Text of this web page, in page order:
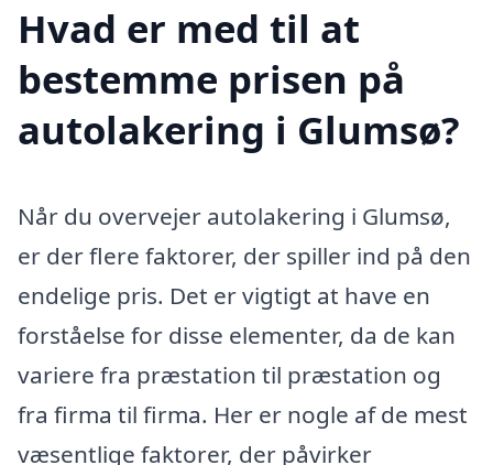
Hvad er med til at
bestemme prisen på
autolakering i Glumsø?
Når du overvejer autolakering i Glumsø,
er der flere faktorer, der spiller ind på den
endelige pris. Det er vigtigt at have en
forståelse for disse elementer, da de kan
variere fra præstation til præstation og
fra firma til firma. Her er nogle af de mest
væsentlige faktorer, der påvirker